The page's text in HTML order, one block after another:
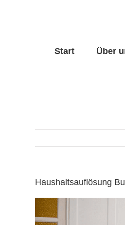
Start Über
Haushaltsauflösung